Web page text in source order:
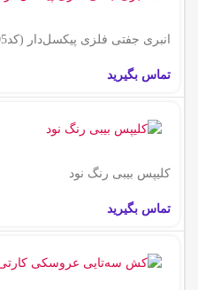
انبری جفتی فلزی پیکسل‌دار (کد7305)
تماس بگیرید
کلیپس بیبی رنگ نود
تماس بگیرید